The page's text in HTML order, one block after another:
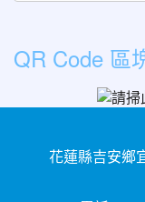
QR Code 區
花蓮縣吉安鄉